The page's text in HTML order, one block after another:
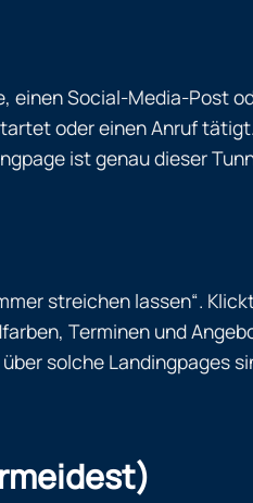
Social-Media-Post
oder einen Anruf
ist genau dieser
streichen lassen“.
Terminen und
solche Landingpages